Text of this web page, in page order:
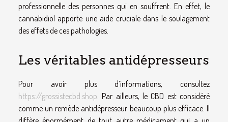
professionnelle des personnes qui en souffrent. En effet, le
cannabidiol apporte une aide cruciale dans le soulagement
des effets de ces pathologies.
Les véritables antidépresseurs
Pour avoir plus d’informations, consultez
https://grossistecbd.shop. Par ailleurs, le CBD est considéré
comme un remède antidépresseur beaucoup plus efficace. Il